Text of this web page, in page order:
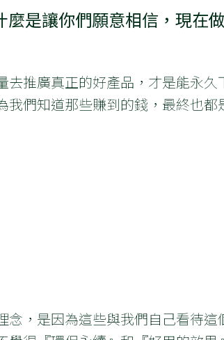
是讓你們願意相信，現在
去推廣真正的好產品，才是能永
們知道那些賺到的錢，最終也
，是因為這些與我們自己看待